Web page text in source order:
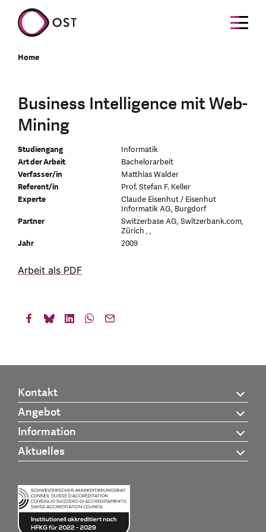
Home
Business Intelligence mit Web-
Mining
Studiengang
Informatik
Art der Arbeit
Bachelorarbeit
Verfasser/in
Matthias Walder
Referent/in
Prof. Stefan F. Keller
Experte
Claude Eisenhut / Eisenhut
Informatik AG, Burgdorf
Partner
Switzerbase AG, Switzerbank.com,
Zürich , ,
Jahr
2009
Arbeit als PDF
Kontakt
Angebot
Information
Aktuelles